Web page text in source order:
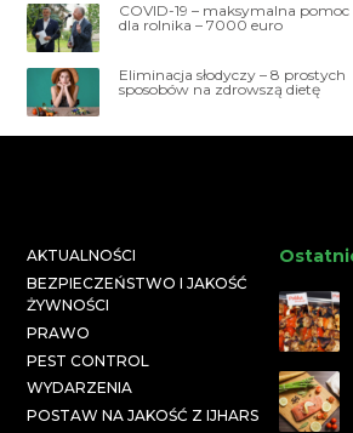
COVID-19 – maksymalna pomoc
dla rolnika – 7000 euro
Eliminacja słodyczy – 8 prostych
sposobów na zdrowszą dietę
AKTUALNOŚCI
BEZPIECZEŃSTWO I JAKOŚĆ
ŻYWNOŚCI
PRAWO
PEST CONTROL
WYDARZENIA
POSTAW NA JAKOŚĆ Z IJHARS